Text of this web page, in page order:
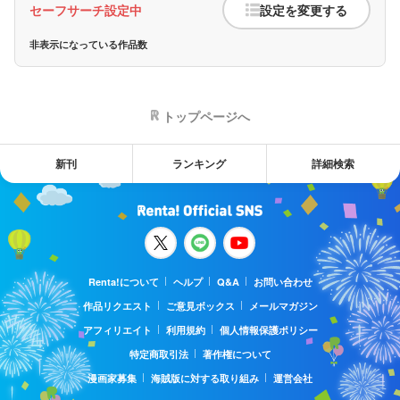
セーフサーチ設定中 設定を変更する
非表示になっている作品数
トップページへ
新刊 ランキング 詳細検索
Renta!について ヘルプ Q&A
お問い合わせ
作品リクエスト
ご意見ボックス
メールマガジン
アフィリエイト
利用規約
個人情報保護ポリシー
特定商取引法
著作権について
漫画家募集
海賊版に対する取り組み 運営会社